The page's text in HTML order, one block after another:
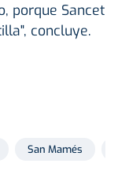
porque Sancet
concluye.
San Mamés